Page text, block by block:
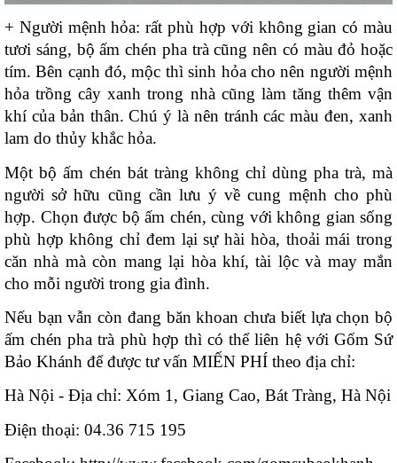
+ Người mệnh hỏa: rất phù hợp với không gian có màu
tươi sáng, bộ ấm chén pha trà cũng nên có màu đỏ hoặc
tím. Bên cạnh đó, mộc thì sinh hỏa cho nên người mệnh
hỏa trồng cây xanh trong nhà cũng làm tăng thêm vận
khí của bản thân. Chú ý là nên tránh các màu đen, xanh
lam do thủy khắc hỏa.
Một bộ ấm chén bát tràng không chỉ dùng pha trà, mà
người sở hữu cũng cần lưu ý về cung mệnh cho phù
hợp. Chọn được bộ ấm chén, cùng với không gian sống
phù hợp không chỉ đem lại sự hài hòa, thoải mái trong
căn nhà mà còn mang lại hòa khí, tài lộc và may mắn
cho mỗi người trong gia đình.
Nếu bạn vẫn còn đang băn khoan chưa biết lựa chọn bộ
ấm chén pha trà phù hợp thì có thể liên hệ với Gốm Sứ
Bảo Khánh để được tư vấn MIẾN PHÍ theo địa chỉ:
Hà Nội - Địa chỉ: Xóm 1, Giang Cao, Bát Tràng, Hà Nội
Điện thoại: 04.36 715 195